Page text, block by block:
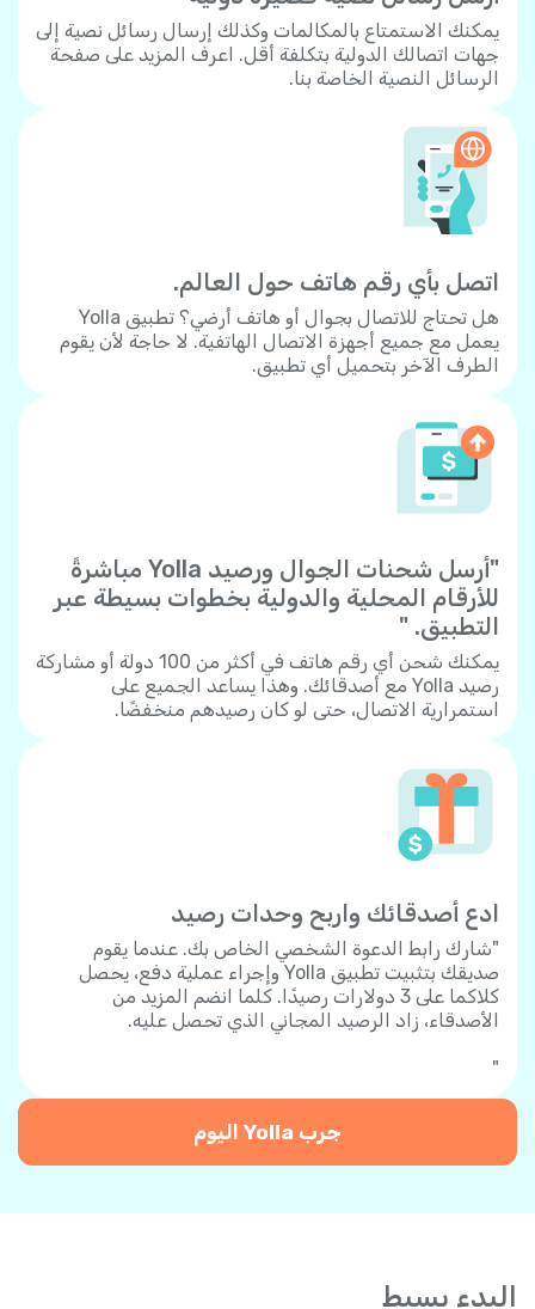
يمكنك الاستمتاع بالمكالمات وكذلك إرسال رسائل نصية إلى
جهات اتصالك الدولية بتكلفة أقل. اعرف المزيد على صفحة
الرسائل النصية الخاصة بنا.
اتصل بأي رقم هاتف حول العالم.
هل تحتاج للاتصال بجوال أو هاتف أرضي؟ تطبيق Yolla
يعمل مع جميع أجهزة الاتصال الهاتفية. لا حاجة لأن يقوم
الطرف الآخر بتحميل أي تطبيق.
"أرسل شحنات الجوال ورصيد Yolla مباشرةً
للأرقام المحلية والدولية بخطوات بسيطة عبر
التطبيق. "
يمكنك شحن أي رقم هاتف في أكثر من 100 دولة أو مشاركة
رصيد Yolla مع أصدقائك. وهذا يساعد الجميع على
استمرارية الاتصال، حتى لو كان رصيدهم منخفضًا.
ادع أصدقائك واربح وحدات رصيد
"شارك رابط الدعوة الشخصي الخاص بك. عندما يقوم
صديقك بتثبيت تطبيق Yolla وإجراء عملية دفع، يحصل
كلاكما على 3 دولارات رصيدًا. كلما انضم المزيد من
الأصدقاء، زاد الرصيد المجاني الذي تحصل عليه.
"
جرب Yolla اليوم
البدء بسيط